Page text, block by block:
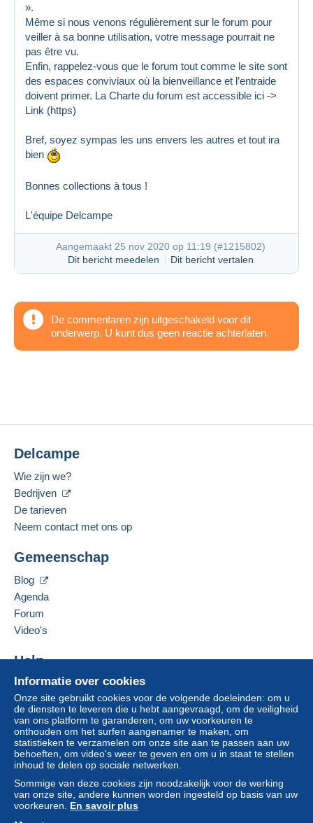
».
Même si nous venons régulièrement sur le forum pour
veiller à sa bonne utilisation, votre message pourrait ne
pas être vu.
Enfin, rappelez-vous que le forum tout comme le site sont
des espaces conviviaux où la bienveillance et l’entraide
doivent primer. La Charte du forum est accessible ici ->
Link (https)
Bref, soyez sympas les uns envers les autres et tout ira
bien
Bonnes collections à tous !
L'équipe Delcampe
Aangemaakt 25 nov 2020 op 11:19 (#1215802)
Dit bericht meedelen
Dit bericht vertalen
De commentaren zijn uitgeschakeld voor dit
onderwerp. U kunt dus geen reactie achterlaten.
Informatie over cookies
Onze site gebruikt cookies voor de volgende doeleinden: om u
de diensten te leveren die u hebt aangevraagd, om de veiligheid
van ons platform te garanderen, om uw voorkeuren te
onthouden om het surfen aangenamer te maken, om
statistieken te verzamelen om onze site aan te passen aan uw
behoeften, om video's weer te geven en om u in staat te stellen
inhoud te delen op sociale netwerken.
Sommige van deze cookies zijn noodzakelijk voor de werking
van onze site, andere kunnen worden ingesteld op basis van uw
voorkeuren. En savoir plus
Delcampe
Wie zijn we?
Bedrijven
De tarieven
Neem contact met ons op
Gemeenschap
Blog
Agenda
Forum
Video's
Help
Hulpcentrum
Kopen op Delcampe
Verkopen op Delcampe
Een beveiligde website